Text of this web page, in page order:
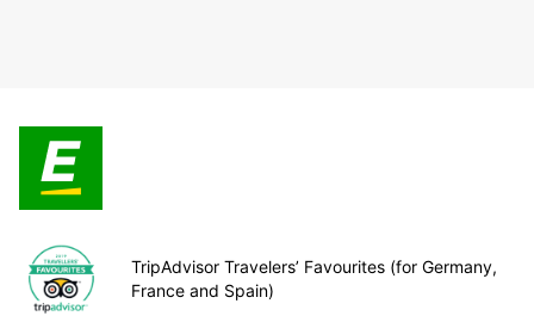
TripAdvisor Travelers’ Favourites (for Germany,
France and Spain)